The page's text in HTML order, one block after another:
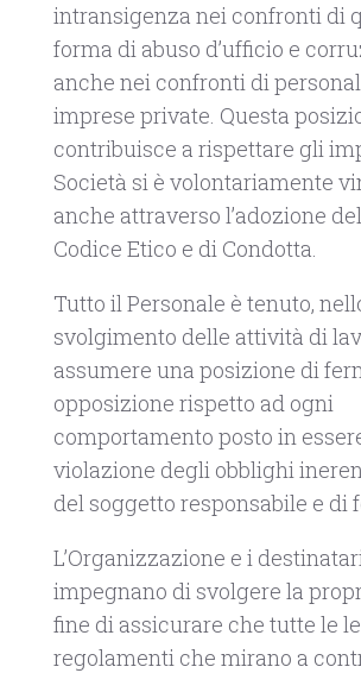
intransigenza nei confronti di
forma di abuso d’ufficio e
anche nei confronti di
imprese private. Questa
contribuisce a rispettare gli
Società si è volontariamente
anche attraverso l’adozione
Codice Etico e di Condotta.
Tutto il Personale è tenuto,
svolgimento delle attività di
assumere una posizione di
opposizione rispetto ad ogni
comportamento posto in
violazione degli obblighi
del soggetto responsabile e di
L’Organizzazione e i
impegnano di svolgere la
fine di assicurare che tutte le
regolamenti che mirano a